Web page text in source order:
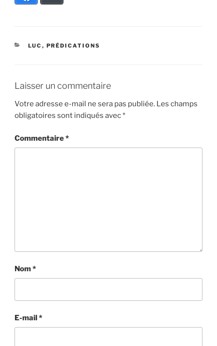
CATÉGORIES
LUC , PRÉDICATIONS
Laisser un commentaire
Votre adresse e-mail ne sera pas publiée. Les champs
obligatoires sont indiqués avec*
Commentaire*
Nom*
E-mail*